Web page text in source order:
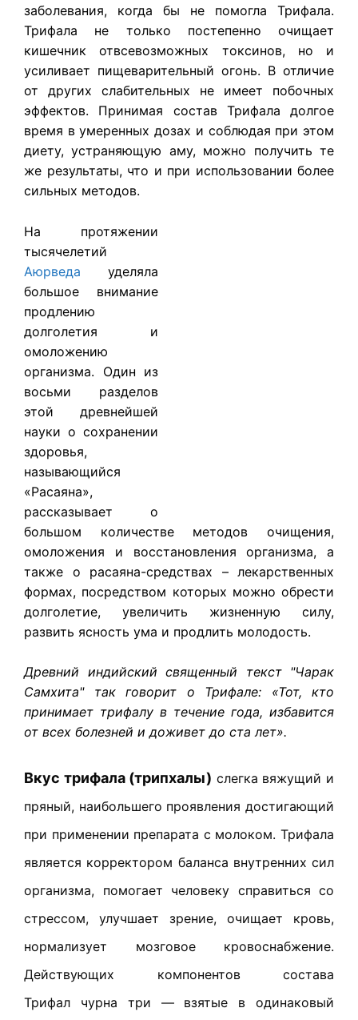
заболевания, когда бы не помогла Трифала.
Трифала не только постепенно очищает
кишечник отвсевозможных токсинов, но и
усиливает пищеварительный огонь. В отличие
от других слабительных не имеет побочных
эффектов. Принимая состав Трифала долгое
время в умеренных дозах и соблюдая при этом
диету, устраняющую аму, можно получить те
же результаты, что и при использовании более
сильных методов.
На протяжении
тысячелетий
Аюрведа уделяла
большое внимание
продлению
долголетия и
омоложению
организма. Один из
восьми разделов
этой древнейшей
науки о сохранении
здоровья,
называющийся
«Расаяна»,
рассказывает о
большом количестве методов очищения,
омоложения и восстановления организма, а
также о расаяна-средствах – лекарственных
формах, посредством которых можно обрести
долголетие, увеличить жизненную силу,
развить ясность ума и продлить молодость.
Древний индийский священный текст "Чарак
Самхита" так говорит о Трифале: «Тот, кто
принимает трифалу в течение года, избавится
от всех болезней и доживет до ста лет».
Вкус трифала (трипхалы) слегка вяжущий и
пряный, наибольшего проявления достигающий
при применении препарата с молоком. Трифала
является корректором баланса внутренних сил
организма, помогает человеку справиться со
стрессом, улучшает зрение, очищает кровь,
нормализует мозговое кровоснабжение.
Действующих компонентов состава
Трифал чурна три — взятые в одинаковый